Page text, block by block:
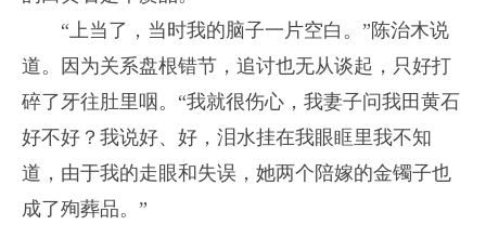
“上当了，当时我的脑子一片空白。”陈治木说
道。因为关系盘根错节，追讨也无从谈起，只好打
碎了牙往肚里咽。“我就很伤心，我妻子问我田黄石
好不好？我说好、好，泪水挂在我眼眶里我不知
道，由于我的走眼和失误，她两个陪嫁的金镯子也
成了殉葬品。”